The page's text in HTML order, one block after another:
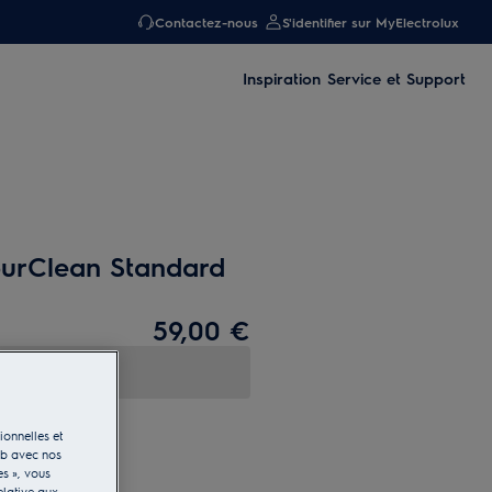
Contactez-nous S'identifier sur MyElectrolux
Inspiration Service et Support
Standard
59,00 €
et
avec nos
», vous